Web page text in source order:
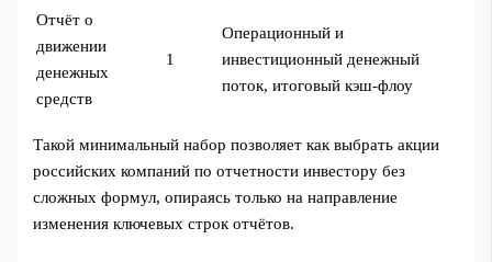
Отчёт о
движении
денежных
средств
1
Операционный и
инвестиционный денежный
поток, итоговый кэш-флоу
Такой минимальный набор позволяет как выбрать акции
российских компаний по отчетности инвестору без
сложных формул, опираясь только на направление
изменения ключевых строк отчётов.